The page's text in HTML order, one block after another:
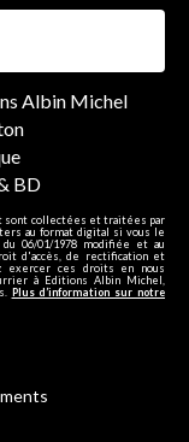
Albin Michel
BD
sont collectées et traitées par
au format digital si vous le
06/01/1978 modifiée et au
d'accès, de rectification et
exercer ces droits en nous
à Editions Albin Michel,
Plus d’information sur notre